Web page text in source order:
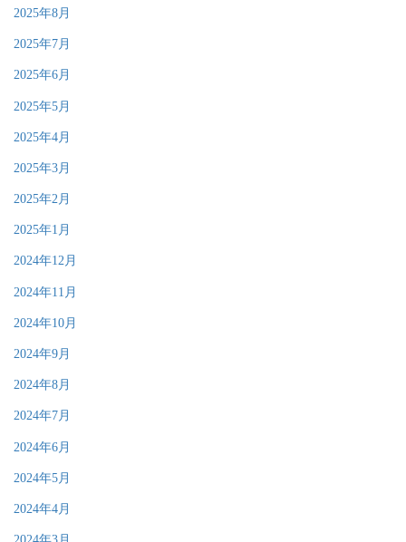
2025年8月
2025年7月
2025年6月
2025年5月
2025年4月
2025年3月
2025年2月
2025年1月
2024年12月
2024年11月
2024年10月
2024年9月
2024年8月
2024年7月
2024年6月
2024年5月
2024年4月